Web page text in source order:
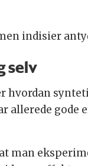
indisier
selv
hvordan
allerede
man